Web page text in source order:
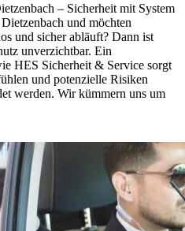
– Sicherheit mit System
und möchten
und sicher abläuft? Dann ist
unverzichtbar. Ein
HES Sicherheit & Service sorgt
und potenzielle Risiken
werden. Wir kümmern uns um